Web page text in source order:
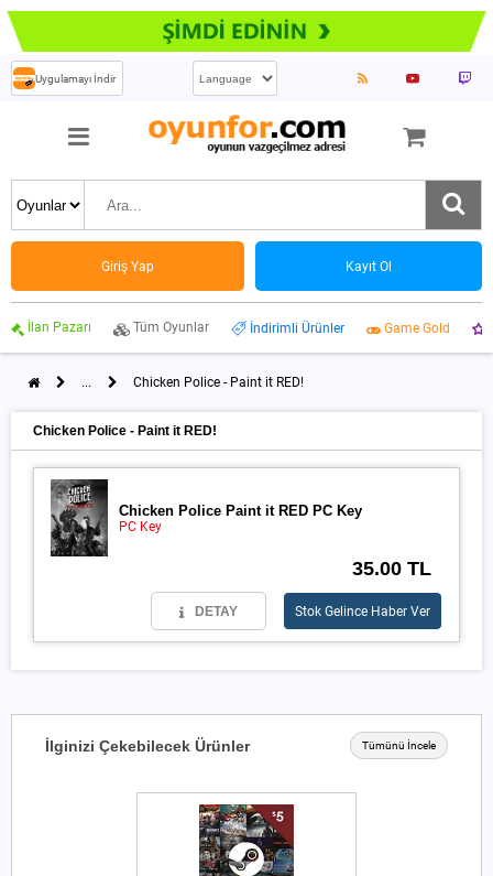
Uygulamayı İndir
Giriş Yap Kayıt Ol
İlan Pazarı Tüm Oyunlar İndirimli Ürünler Game Gold
... Chicken Police - Paint it RED!
Chicken Police - Paint it RED!
Chicken Police Paint it RED PC Key
PC Key
35.00 TL
DETAY Stok Gelince Haber Ver
İlginizi Çekebilecek Ürünler Tümünü İncele